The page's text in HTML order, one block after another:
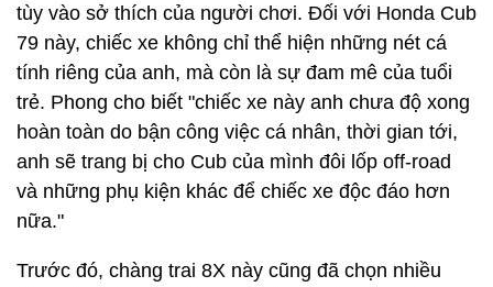
tùy vào sở thích của người chơi. Đối với Honda Cub
79 này, chiếc xe không chỉ thể hiện những nét cá
tính riêng của anh, mà còn là sự đam mê của tuổi
trẻ. Phong cho biết "chiếc xe này anh chưa độ xong
hoàn toàn do bận công việc cá nhân, thời gian tới,
anh sẽ trang bị cho Cub của mình đôi lốp off-road
và những phụ kiện khác để chiếc xe độc đáo hơn
nữa."
Trước đó, chàng trai 8X này cũng đã chọn nhiều